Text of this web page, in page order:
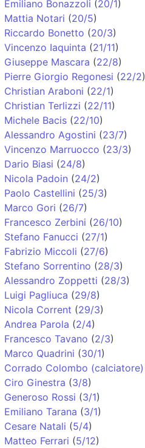
Emiliano Bonazzoli (20/1)
Mattia Notari (20/5)
Riccardo Bonetto (20/3)
Vincenzo Iaquinta (21/11)
Giuseppe Mascara (22/8)
Pierre Giorgio Regonesi (22/2)
Christian Araboni (22/1)
Christian Terlizzi (22/11)
Michele Bacis (22/10)
Alessandro Agostini (23/7)
Vincenzo Marruocco (23/3)
Dario Biasi (24/8)
Nicola Padoin (24/2)
Paolo Castellini (25/3)
Marco Gori (26/7)
Francesco Zerbini (26/10)
Stefano Fanucci (27/1)
Fabrizio Miccoli (27/6)
Stefano Sorrentino (28/3)
Alessandro Zoppetti (28/3)
Luigi Pagliuca (29/8)
Nicola Corrent (29/3)
Andrea Parola (2/4)
Francesco Tavano (2/3)
Marco Quadrini (30/1)
Corrado Colombo (calciatore)
Ciro Ginestra (3/8)
Generoso Rossi (3/1)
Emiliano Tarana (3/1)
Cesare Natali (5/4)
Matteo Ferrari (5/12)